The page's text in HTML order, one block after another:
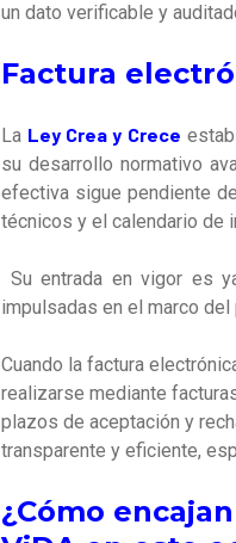
un dato verificable y
Factura
La Ley Crea y Crece
su desarrollo normativo
efectiva sigue pendiente
técnicos y el calendario de
Su entrada en vigor es
impulsadas en el marco del
Cuando la factura
realizarse mediante
plazos de aceptación y
transparente y eficiente,
¿Cómo